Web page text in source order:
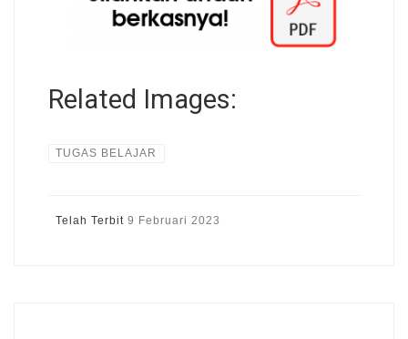
Related Images:
TUGAS BELAJAR
Telah Terbit 9 Februari 2023